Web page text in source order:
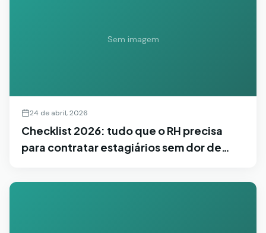
Sem imagem
24 de abril, 2026
Checklist 2026: tudo que o RH precisa
para contratar estagiários sem dor de